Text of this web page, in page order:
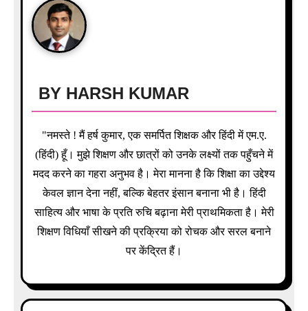
i
g
t
o
n
BY HARSH KUMAR
"नमस्ते ! मैं हर्ष कुमार, एक समर्पित शिक्षक और हिंदी में एम.ए.
(हिंदी) हूँ। मुझे शिक्षण और छात्रों को उनके लक्ष्यों तक पहुँचने में
मदद करने का गहरा अनुभव है। मेरा मानना है कि शिक्षा का उद्देश्य
केवल ज्ञान देना नहीं, बल्कि बेहतर इंसान बनाना भी है। हिंदी
साहित्य और भाषा के प्रति रुचि बढ़ाना मेरी प्राथमिकता है। मेरी
शिक्षण विधियाँ सीखने की प्रक्रिया को रोचक और सरल बनाने
पर केंद्रित हैं।